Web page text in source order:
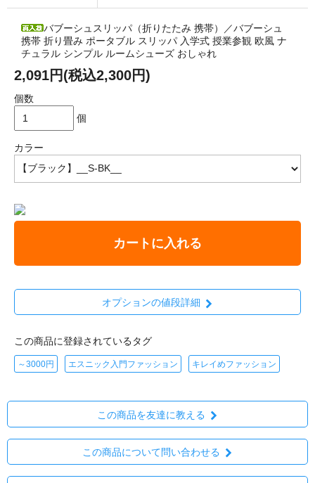
バブーシュスリッパ（折りたたみ 携帯）／バブーシュ
携帯 折り畳み ポータブル スリッパ 入学式 授業参観 欧風 ナ
チュラル シンプル ルームシューズ おしゃれ
2,091円(税込2,300円)
個数
個
カラー
カートに入れる
オプションの値段詳細
この商品に登録されているタグ
～3000円 エスニック入門ファッション キレイめファッション
この商品を友達に教える
この商品について問い合わせる